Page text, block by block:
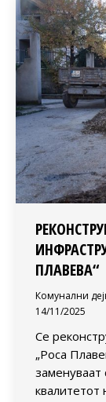
ПЛАВЕВА“
Комунални
14/11/2025
Се
„Роса
квалитетот